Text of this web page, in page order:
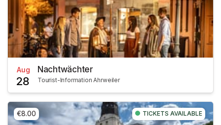
Aug
28
Nachtwächter
Tourist-Information Ahrweiler
€8.00 TICKETS AVAILABLE